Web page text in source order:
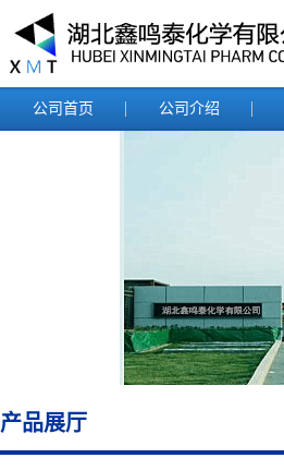
公司首页 公司介绍
产品展厅